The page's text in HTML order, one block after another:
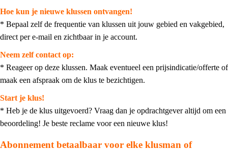
Hoe kun je nieuwe klussen ontvangen!
* Bepaal zelf de frequentie van klussen uit jouw gebied en vakgebied,
direct per e-mail en zichtbaar in je account.
Neem zelf contact op:
* Reageer op deze klussen. Maak eventueel een prijsindicatie/offerte of
maak een afspraak om de klus te bezichtigen.
Start je klus!
* Heb je de klus uitgevoerd? Vraag dan je opdrachtgever altijd om een
beoordeling! Je beste reclame voor een nieuwe klus!
Abonnement betaalbaar voor elke klusman of